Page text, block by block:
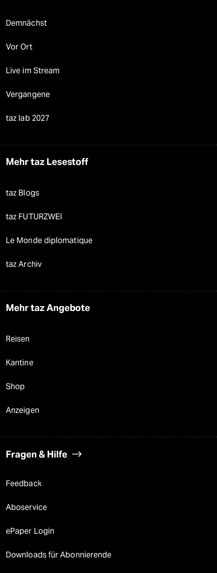
Demnächst
Vor Ort
Live im Stream
Vergangene
taz lab 2027
Mehr taz Lesestoff
taz Blogs
taz FUTURZWEI
Le Monde diplomatique
taz Archiv
Mehr taz Angebote
Reisen
Kantine
Shop
Anzeigen
Fragen & Hilfe
Feedback
Aboservice
ePaper Login
Downloads für Abonnierende